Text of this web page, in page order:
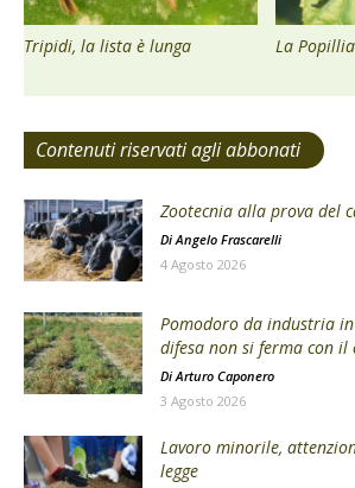
Tripidi, la lista è lunga La
Contenuti riservati agli abbonati
Zootecnia alla prova del
DiAngelo Frascarelli
4 Agosto 2026
Pomodoro da industria
difesa non si ferma con il
Di Arturo Caponero
3 Agosto 2026
Lavoro minorile,
legge